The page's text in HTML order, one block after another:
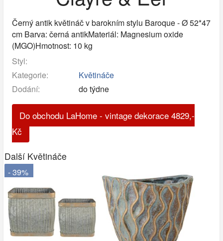
Černý antik květináč v barokním stylu Baroque - Ø 52*47
cm Barva: černá antikMateriál: Magnesium oxide
(MGO)Hmotnost: 10 kg
Styl:
Kategorie:
Květináče
Dodání:
do týdne
Do obchodu LaHome - vintage dekorace 4829,-
Kč
Další Květináče
- 39%